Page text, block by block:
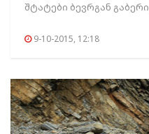
შტატები ბევრგან
9-10-2015, 12:18